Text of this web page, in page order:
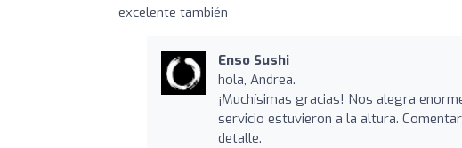
excelente también
Enso Sushi
hola, Andrea.
¡Muchísimas gracias! Nos alegra
servicio estuvieron a la altura.
detalle.